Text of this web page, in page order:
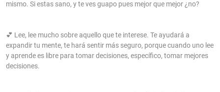
mismo. Si estas sano, y te ves guapo pues mejor que mejor ¿no?
💕 Lee, lee mucho sobre aquello que te interese. Te ayudará a
expandir tu mente, te hará sentir más seguro, porque cuando uno lee
y aprende es libre para tomar decisiones, específico, tomar mejores
decisiones.